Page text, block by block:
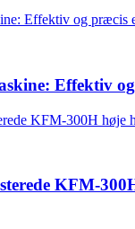
Effektiv
KFM-